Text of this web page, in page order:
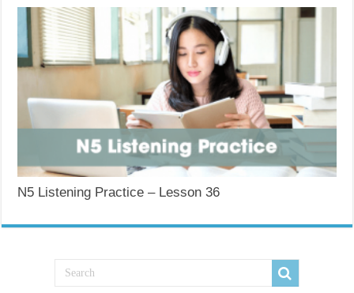
N5 Listening Practice – Lesson 36